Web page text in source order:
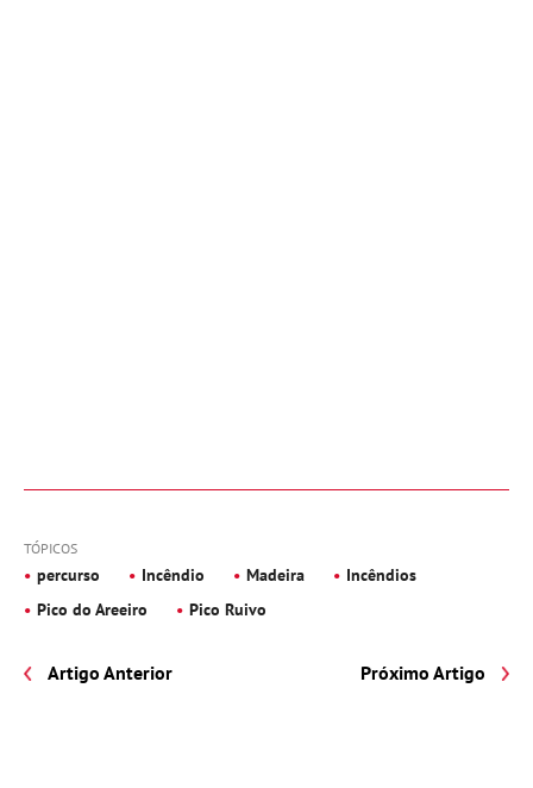
TÓPICOS
percurso Incêndio Madeira
Incêndios
Pico do Areeiro
Pico Ruivo
Artigo Anterior Próximo Artigo